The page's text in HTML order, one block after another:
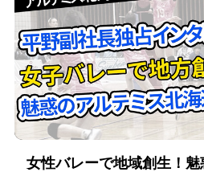
女性バレーで地域創生！